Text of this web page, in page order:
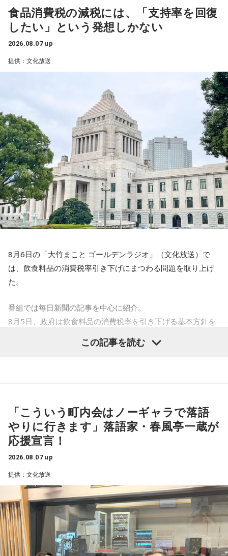
25日（火）は、「サンキュー！」の決めフレーズと全力キャ
ラでおなじみのパンサー尾形貴弘がメジャー1stデジタルシン
グル「サンキューロック!!」を引っ提げて登場。数々のバラエ
ティ番組で存在感を発揮してきたエネルギッシュな魅力で、
スタジオを明るく盛り上げる。
26日（水）は、今年6月に落語協会会長に就任した林家正蔵
が登場し、落語芸術協会会長の春風亭昇太との会長対談が実
現する。落語界を牽引する2人が落語への想いや未来を語り合
う。林家正蔵の軽妙な語り口と確かな話芸で、 『ビバリー昼
ズ』ならではの“昼の寄席”のようなひとときを届ける。
27日（木）は、清水ミチコとナイツのレギュラー3人で賑や
かに届ける。リスナーから募集したエピソードとリクエスト
を紹介する「音楽道場破り」のテーマは「サンキューリクエ
スト」。採用されたリスナーには“旨～い”ラーメン1ケースを
プレゼントする。
最終日28日（金）は、「M-1グランプリ2022」王者ウエスト
ランドがおよそ2年ぶりに『ビバリー昼ズ』に登場。毒舌漫才
と軽快なトークでお馴染みのウエストランドだが、副鼻腔炎
トークにも期待が高まる。ウエストランドと高田文夫、今回
はどんな掛け合いが飛び出すのか、注目だ。
田潤にちなんだ“ハンバーグ”をプレゼント。遊び心あふれる企
画でリスナーも一緒に楽しめる内容となっている。そして、
スペシャルウィーク（8月24日～28日）は、毎日5名にシャイ
ンマスカットをプレゼント。真夏にぴったりなみずみずしさ
で、思わず「甘～い！」と声に出してしまうこと、間違いな
しだ。
スペシャルウィーク前週からスペシャルウィークまで、笑い
が詰まった2週間。この夏をより“旨く”、そして“サンキュ
ー！”な時間を届ける『ラジオビバリー昼ズ』は平日11時30分
から生放送。
食品消費税の減税には、「支持率を回復
したい」という発想しかない
2026.08.07 up
提供：文化放送
8月6日の「大竹まこと ゴールデンラジオ」（文化放送）で
は、飲食料品の消費税率引き下げにまつわる問題を取り上げ
た。
番組では毎日新聞の記事を中心に紹介。
8月5日、政府は飲食料品の消費税率を引き下げる基本方針を
これは2027年4月から2年限定となるが、現行の8％（軽減税
なったのかもよくわかない」
金子勝 「だって昔のブログでは、消費税の減税を批判してた
んですから」
1989年の導入以来、消費税の減税は初めてのこと。年約は5
兆円の減収となるものの、代替財源は示されていない。
財政が悪化し、円売りや国債売りを招く懸念もあるが……
金子「いかにも皇室典範をはじめとして、どんどん支持率が
下がり始めたので、またアベノミクスでバラマキをして甘い
汁をすすってもらって支持率を回復したいって発想しかな
この記事を読む
「こういう町内会はノーギャラで落語
やりに行きます」落語家・春風亭一蔵が
応援宣言！
2026.08.07 up
提供：文化放送